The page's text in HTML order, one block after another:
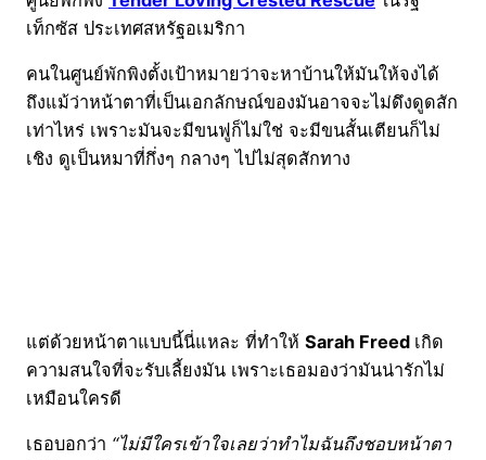
เท็กซัส ประเทศสหรัฐอเมริกา
คนในศูนย์พักพิงตั้งเป้าหมายว่าจะหาบ้านให้มันให้จงได้
ถึงแม้ว่าหน้าตาที่เป็นเอกลักษณ์ของมันอาจจะไม่ดึงดูดสัก
เท่าไหร่ เพราะมันจะมีขนฟูก็ไม่ใช่ จะมีขนสั้นเตียนก็ไม่
เชิง ดูเป็นหมาที่กึ่งๆ กลางๆ ไปไม่สุดสักทาง
แต่ด้วยหน้าตาแบบนี้นี่แหละ ที่ทำให้ Sarah Freed เกิด
ความสนใจที่จะรับเลี้ยงมัน เพราะเธอมองว่ามันน่ารักไม่
เหมือนใครดี
เธอบอกว่า “ไม่มีใครเข้าใจเลยว่าทำไมฉันถึงชอบหน้าตา